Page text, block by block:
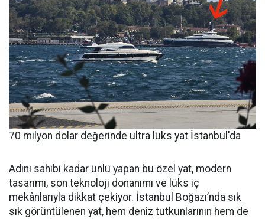
70 milyon dolar değerinde ultra lüks yat İstanbul'da
Adını sahibi kadar ünlü yapan bu özel yat, modern
tasarımı, son teknoloji donanımı ve lüks iç
mekânlarıyla dikkat çekiyor. İstanbul Boğazı’nda sık
sık görüntülenen yat, hem deniz tutkunlarının hem de